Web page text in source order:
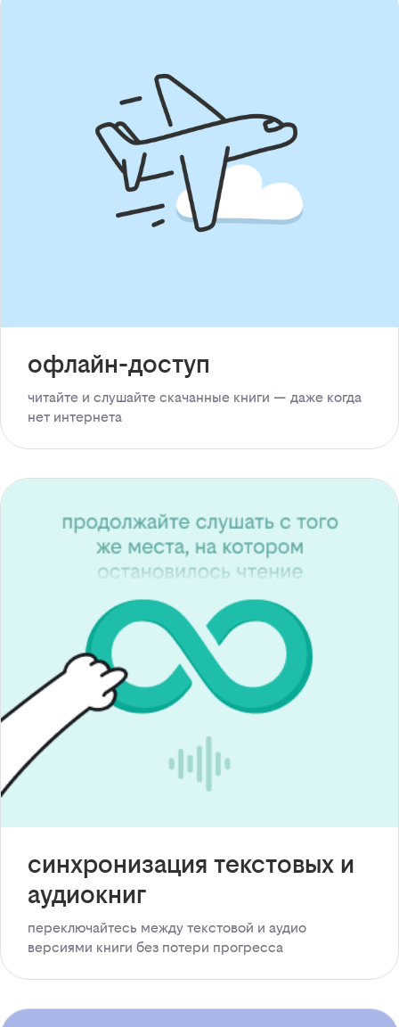
офлайн-доступ
читайте и слушайте скачанные книги — даже когда
нет интернета
синхронизация текстовых и
аудиокниг
переключайтесь между текстовой и аудио
версиями книги без потери прогресса